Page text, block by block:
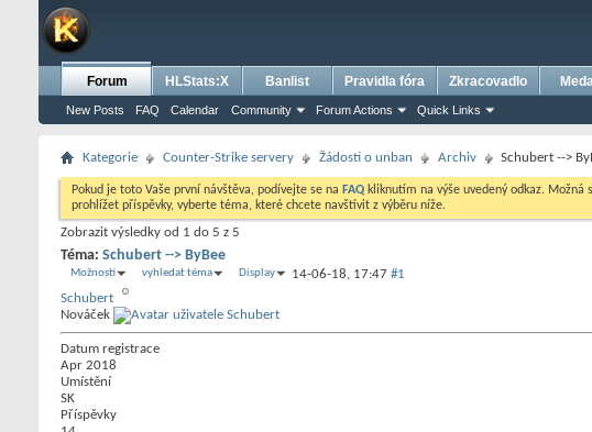
Forum
New Posts FAQ Calendar Community Forum Actions Quick Links
HLStats:X Banlist Pravidla fóra Zkracovadlo
Kategorie Counter-Strike servery Žádosti o unban Archiv Schubert -->
Pokud je toto Vaše první návštěva, podívejte se na FAQ kliknutím na výše uvedený odkaz. Možná
prohlížet příspěvky, vyberte téma, které chcete navštívit z výběru níže.
Zobrazit výsledky od 1 do 5 z 5
Téma: Schubert --> ByBee
Možnosti vyhledat téma Display 14-06-18, 17:47 #1
Schubert
Nováček
Datum registrace
Apr 2018
Umístění
SK
Příspěvky